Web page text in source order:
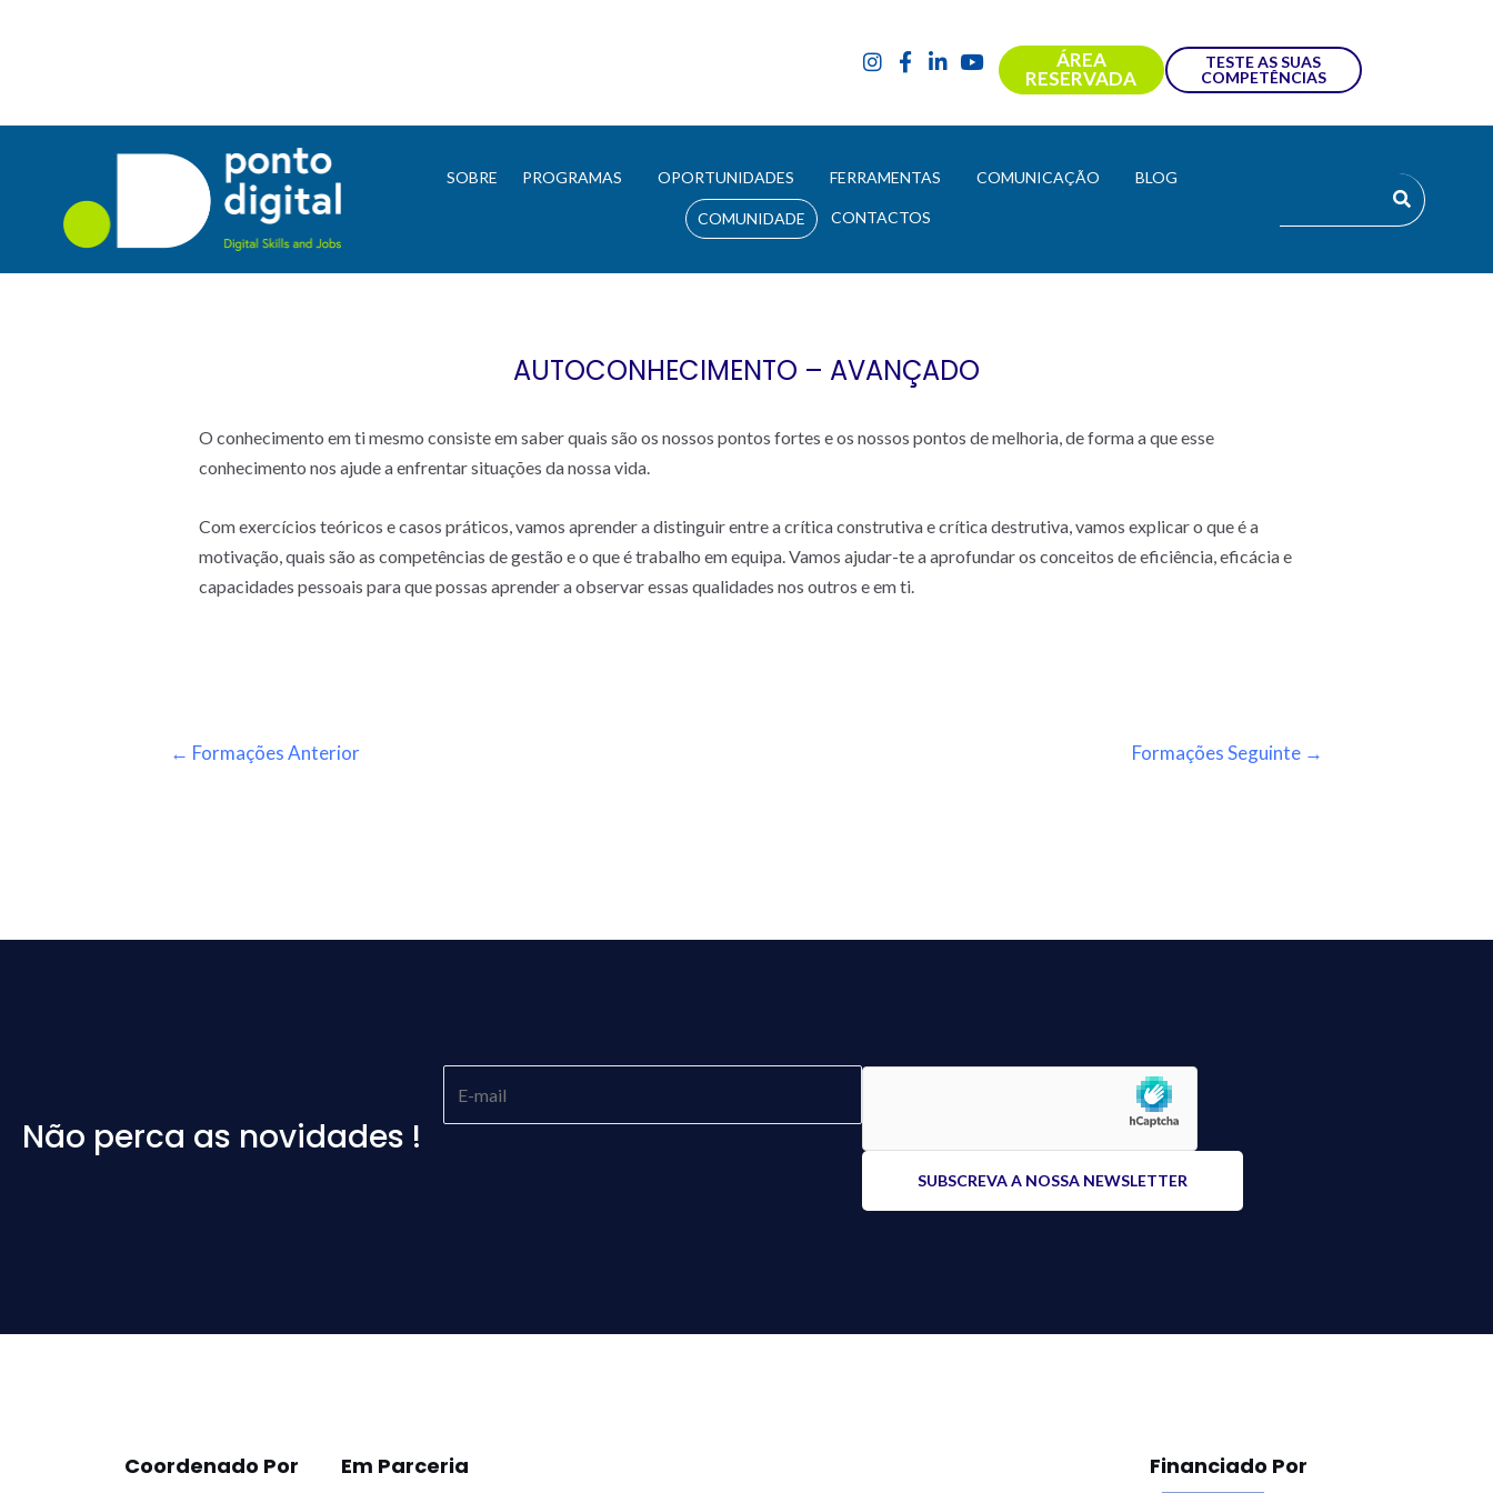
ÁREA
RESERVADA
TESTE AS SUAS
COMPETÊNCIAS
SOBRE PROGRAMAS OPORTUNIDADES FERRAMENTAS COMUNICAÇÃO BLOG
COMUNIDADE CONTACTOS
AUTOCONHECIMENTO – AVANÇADO
O conhecimento em ti mesmo consiste em saber quais são os nossos pontos fortes e os nossos pontos de melhoria, de forma a que esse
conhecimento nos ajude a enfrentar situações da nossa vida.
Com exercícios teóricos e casos práticos, vamos aprender a distinguir entre a crítica construtiva e crítica destrutiva, vamos explicar o que é a
motivação, quais são as competências de gestão e o que é trabalho em equipa. Vamos ajudar-te a aprofundar os conceitos de eficiência, eficácia e
capacidades pessoais para que possas aprender a observar essas qualidades nos outros e em ti.
← Formações Anterior Formações Seguinte →
Não perca as novidades !
Coordenado Por Em Parceria Financiado Por